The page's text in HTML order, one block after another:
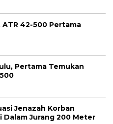
42-500 Pertama
Pertama Temukan
Jenazah Korban
Dalam Jurang 200 Meter